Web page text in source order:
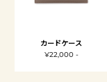
カードケース
¥22,000 -